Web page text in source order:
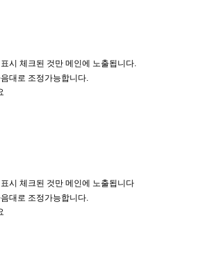
시 체크된 것만 메인에 노출됩니다.
대로 조정가능합니다.
시 체크된 것만 메인에 노출됩니다
대로 조정가능합니다.